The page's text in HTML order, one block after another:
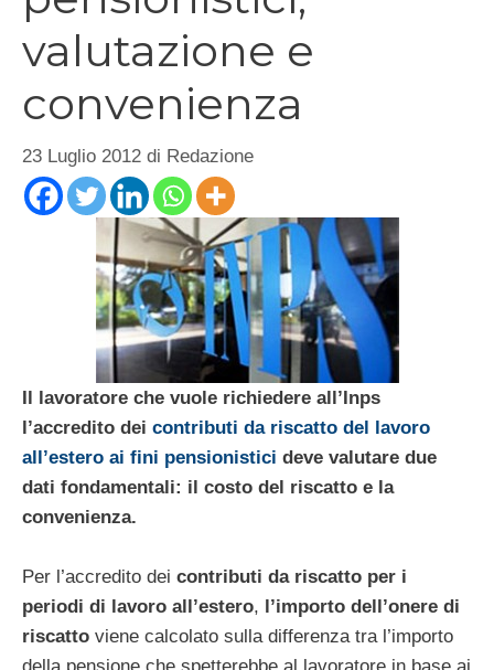
valutazione e
convenienza
23 Luglio 2012 di Redazione
Il lavoratore che vuole richiedere all’Inps
l’accredito dei contributi da riscatto del lavoro
all’estero ai fini pensionistici deve valutare due
dati fondamentali: il costo del riscatto e la
convenienza.
Per l’accredito dei contributi da riscatto per i
periodi di lavoro all’estero, l’importo dell’onere di
riscatto viene calcolato sulla differenza tra l’importo